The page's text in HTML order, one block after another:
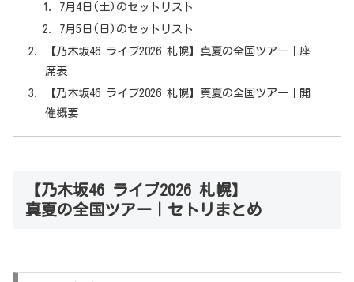
7月4日(土)のセットリスト
7月5日(日)のセットリスト
【乃木坂46 ライブ2026 札幌】真夏の全国ツアー｜座
席表
【乃木坂46 ライブ2026 札幌】真夏の全国ツアー｜開
催概要
【乃木坂46 ライブ2026 札幌】
真夏の全国ツアー｜セトリまとめ